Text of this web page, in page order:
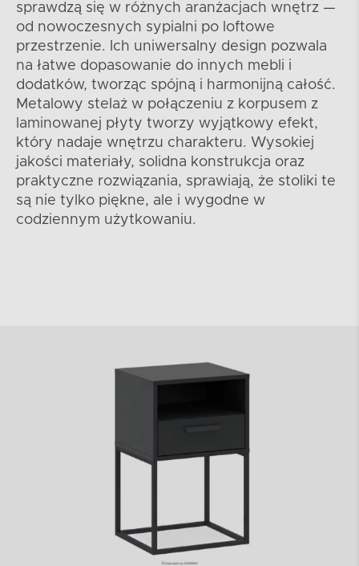
sprawdzą się w różnych aranżacjach wnętrz —
od nowoczesnych sypialni po loftowe
przestrzenie. Ich uniwersalny design pozwala
na łatwe dopasowanie do innych mebli i
dodatków, tworząc spójną i harmonijną całość.
Metalowy stelaż w połączeniu z korpusem z
laminowanej płyty tworzy wyjątkowy efekt,
który nadaje wnętrzu charakteru. Wysokiej
jakości materiały, solidna konstrukcja oraz
praktyczne rozwiązania, sprawiają, że stoliki te
są nie tylko piękne, ale i wygodne w
codziennym użytkowaniu.